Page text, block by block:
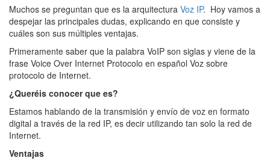
Muchos se preguntan que es la arquitectura Voz IP. Hoy vamos a
despejar las principales dudas, explicando en que consiste y
cuáles son sus múltiples ventajas.
Primeramente saber que la palabra VoIP son siglas y viene de la
frase Voice Over Internet Protocolo en español Voz sobre
protocolo de Internet.
¿Queréis conocer que es?
Estamos hablando de la transmisión y envío de voz en formato
digital a través de la red IP, es decir utilizando tan solo la red de
Internet.
Ventajas